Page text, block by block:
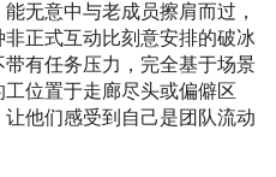
无意中与老成员擦肩而过，
正式互动比刻意安排的破冰
有任务压力，完全基于场景
位置于走廊尽头或偏僻区
他们感受到自己是团队流动